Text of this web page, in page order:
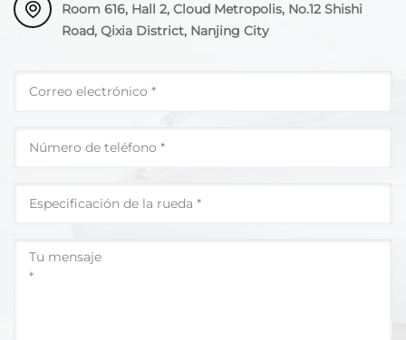
Room 616, Hall 2, Cloud Metropolis, No.12 Shishi
Road, Qixia District, Nanjing City